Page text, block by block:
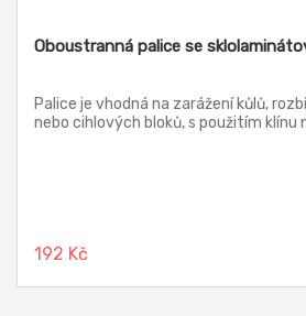
Oboustranná palice se
Palice je vhodná na zarážení kůlů,
nebo cihlových bloků, s použitím klínu
192 Kč